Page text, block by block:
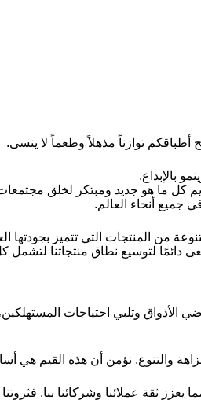
توازناً مذهلاً وطعماً لا ينسى.
بالإبداع.
كل ما هو جديد ومبتكر لخلق
جميع أنحاء العالم.
المنتجات التي تتميز بجودتها
دائمًا لتوسيع نطاق منتجاتنا
وتلبي احتياجات
والتنوع. نؤمن أن هذه القيم هي
ثقة عملائنا وشركائنا بنا.